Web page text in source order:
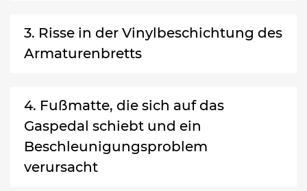
3. Risse in der Vinylbeschichtung des
Armaturenbretts
4. Fußmatte, die sich auf das
Gaspedal schiebt und ein
Beschleunigungsproblem
verursacht